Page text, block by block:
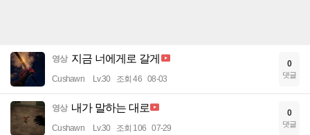
영상 지금 너에게로 갈게
Cushawn Lv.30 조회 46 08-03
0
댓글
영상 내가 말하는 대로
Cushawn Lv.30 조회 106 07-29
0
댓글